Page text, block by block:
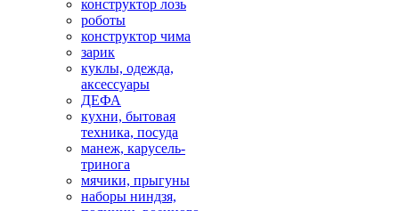
конструктор лозь
роботы
конструктор чима
зарик
куклы, одежда,
аксессуары
ДЕФА
кухни, бытовая
техника, посуда
манеж, карусель-
тринога
мячики, прыгуны
наборы ниндзя,